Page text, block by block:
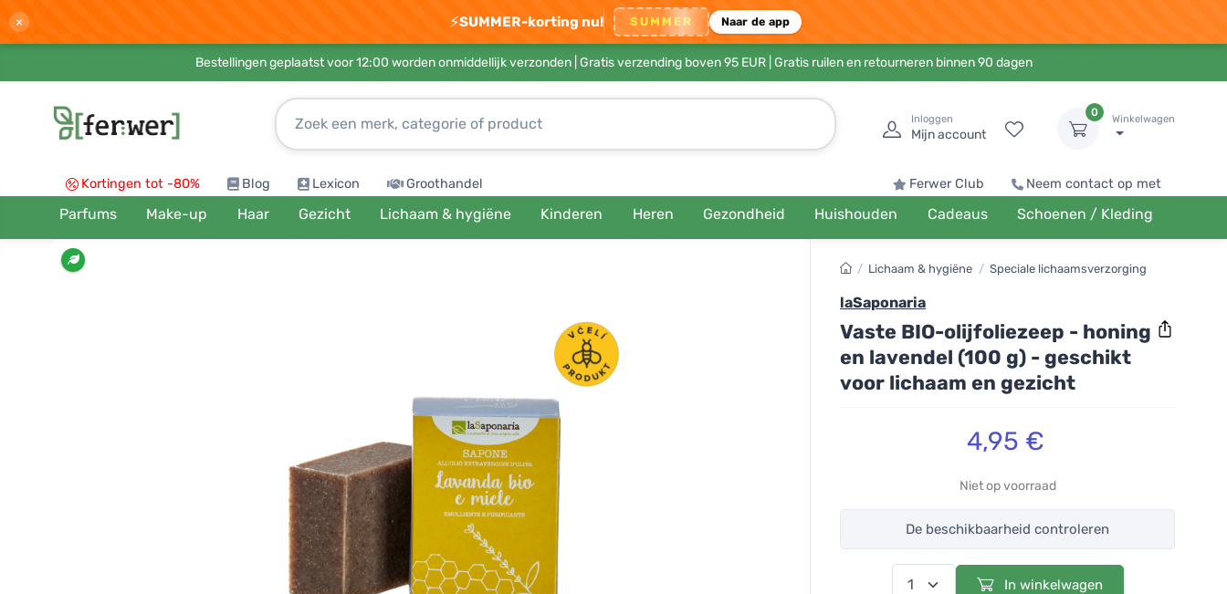
× ⚡SUMMER-korting nu! SUMMER Naar de app
Bestellingen geplaatst voor 12:00 worden onmiddellijk verzonden | Gratis verzending boven 95 EUR| Gratis ruilen en retourneren binnen 90 dagen
Inloggen
Mijn account
0
Winkelwagen
Kortingen tot -80% Blog Lexicon Groothandel Ferwer Club Neem contact op met
Parfums Make-up Haar Gezicht Lichaam & hygiëne Kinderen Heren Gezondheid Huishouden Cadeaus Schoenen / Kleding
/ Lichaam & hygiëne / Speciale lichaamsverzorging
laSaponaria
Vaste BIO-olijfoliezeep - honing
en lavendel (100 g) - geschikt
voor lichaam en gezicht
4,95 €
Niet op voorraad
De beschikbaarheid controleren
In winkelwagen